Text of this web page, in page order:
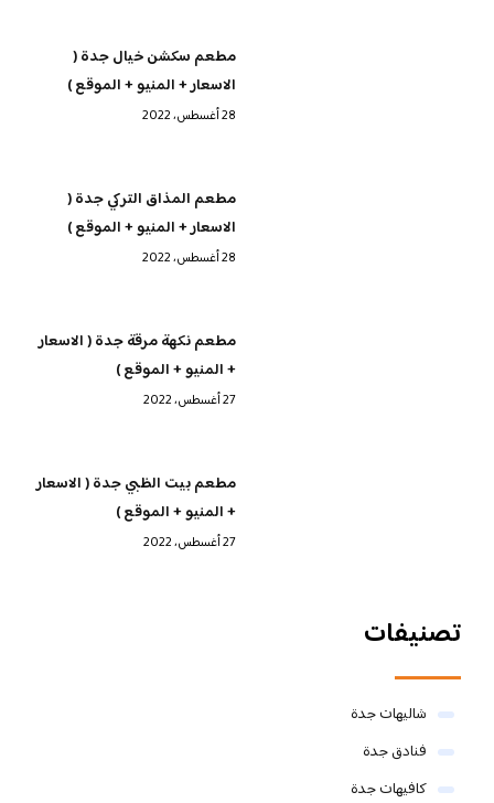
مطعم سكشن خيال جدة (
الاسعار + المنيو + الموقع )
28 أغسطس، 2022
مطعم المذاق التركي جدة (
الاسعار + المنيو + الموقع )
28 أغسطس، 2022
مطعم نكهة مرقة جدة ( الاسعار
+ المنيو + الموقع )
27 أغسطس، 2022
مطعم بيت الظبي جدة ( الاسعار
+ المنيو + الموقع )
27 أغسطس، 2022
تصنيفات
شاليهات جدة
فنادق جدة
كافيهات جدة